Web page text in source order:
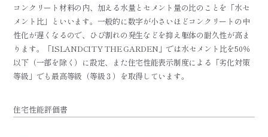
コンクリート材料の内、加える水量とセメント量の比のことを「水セ
メント比」といいます。一般的に数字が小さいほどコンクリートの中
性化が遅くなるので、ひび割れの発生などを抑え躯体の耐久性が高ま
ります。「ISLANDCITY THE GARDEN」では水セメント比を50％
以下（一部を除く）に設定、また住宅性能表示制度による「劣化対策
等級」でも最高等級（等級３）を取得しています。
住宅性能評価書